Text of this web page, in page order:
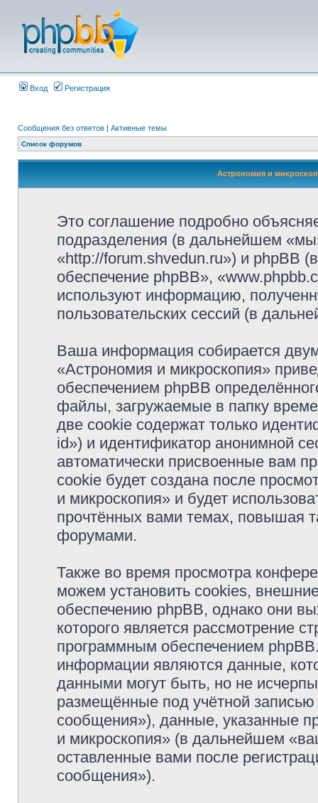
Вход Регистрация
Сообщения без ответов | Активные темы
Список форумов
Астрономия и
Это соглашение подробно
подразделения (в дальнейшем
«http://forum.shvedun.ru») и phpBB
обеспечение phpBB»,
используют информацию,
пользовательских сессий (в
Ваша информация собирается
«Астрономия и микроскопия»
обеспечением phpBB
файлы, загружаемые в папку
две cookie содержат только
id») и идентификатор анонимной
автоматически присвоенные вам
cookie будет создана после
и микроскопия» и будет
прочтённых вами темах, повышая
форумами.
Также во время просмотра
можем установить cookies,
обеспечению phpBB, однако они
которого является рассмотрение
программным обеспечением
информации являются данные,
данными могут быть, но не
размещённые под учётной
сообщения»), данные, указанные
и микроскопия» (в дальнейшем
оставленные вами после
сообщения»).